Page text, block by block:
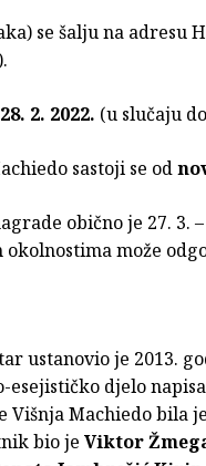
se šalju na adresu
28. 2. 2022. (u slučaju
sastoji se od
obično je 27. 3.
može
ustanovio je 2013.
djelo
Višnja Machiedo bila je
bio je Viktor